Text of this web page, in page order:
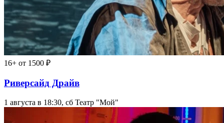
16+ от 1500 ₽
Риверсайд Драйв
1 августа в 18:30, сб Театр "Мой"